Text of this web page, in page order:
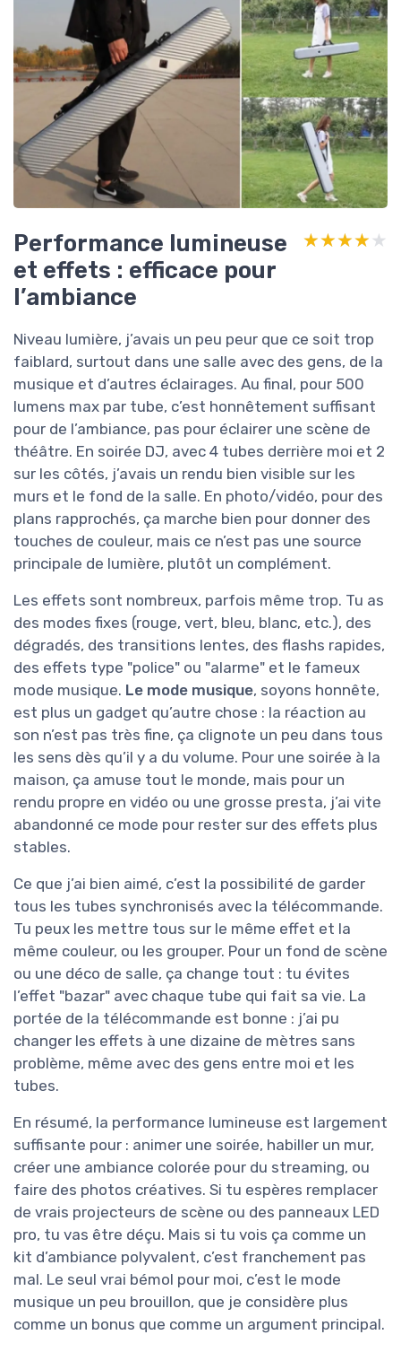
Performance lumineuse
et effets : efficace pour
l’ambiance
★★★★★
★★★★★
Niveau lumière, j’avais un peu peur que ce soit trop
faiblard, surtout dans une salle avec des gens, de la
musique et d’autres éclairages. Au final, pour 500
lumens max par tube, c’est honnêtement suffisant
pour de l’ambiance, pas pour éclairer une scène de
théâtre. En soirée DJ, avec 4 tubes derrière moi et 2
sur les côtés, j’avais un rendu bien visible sur les
murs et le fond de la salle. En photo/vidéo, pour des
plans rapprochés, ça marche bien pour donner des
touches de couleur, mais ce n’est pas une source
principale de lumière, plutôt un complément.
Les effets sont nombreux, parfois même trop. Tu as
des modes fixes (rouge, vert, bleu, blanc, etc.), des
dégradés, des transitions lentes, des flashs rapides,
des effets type "police" ou "alarme" et le fameux
mode musique. Le mode musique, soyons honnête,
est plus un gadget qu’autre chose : la réaction au
son n’est pas très fine, ça clignote un peu dans tous
les sens dès qu’il y a du volume. Pour une soirée à la
maison, ça amuse tout le monde, mais pour un
rendu propre en vidéo ou une grosse presta, j’ai vite
abandonné ce mode pour rester sur des effets plus
stables.
Ce que j’ai bien aimé, c’est la possibilité de garder
tous les tubes synchronisés avec la télécommande.
Tu peux les mettre tous sur le même effet et la
même couleur, ou les grouper. Pour un fond de scène
ou une déco de salle, ça change tout : tu évites
l’effet "bazar" avec chaque tube qui fait sa vie. La
portée de la télécommande est bonne : j’ai pu
changer les effets à une dizaine de mètres sans
problème, même avec des gens entre moi et les
tubes.
En résumé, la performance lumineuse est largement
suffisante pour : animer une soirée, habiller un mur,
créer une ambiance colorée pour du streaming, ou
faire des photos créatives. Si tu espères remplacer
de vrais projecteurs de scène ou des panneaux LED
pro, tu vas être déçu. Mais si tu vois ça comme un
kit d’ambiance polyvalent, c’est franchement pas
mal. Le seul vrai bémol pour moi, c’est le mode
musique un peu brouillon, que je considère plus
comme un bonus que comme un argument principal.